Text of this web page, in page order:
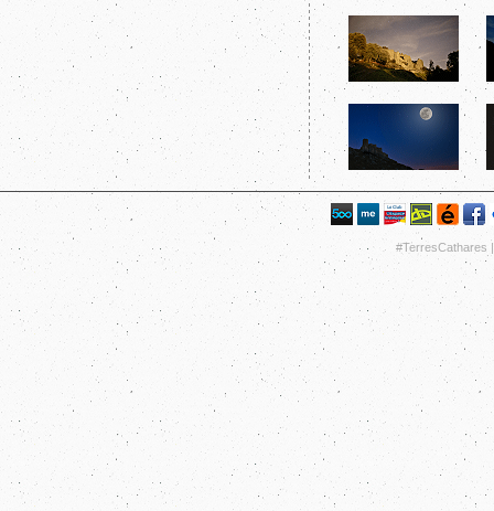
#TerresCathares